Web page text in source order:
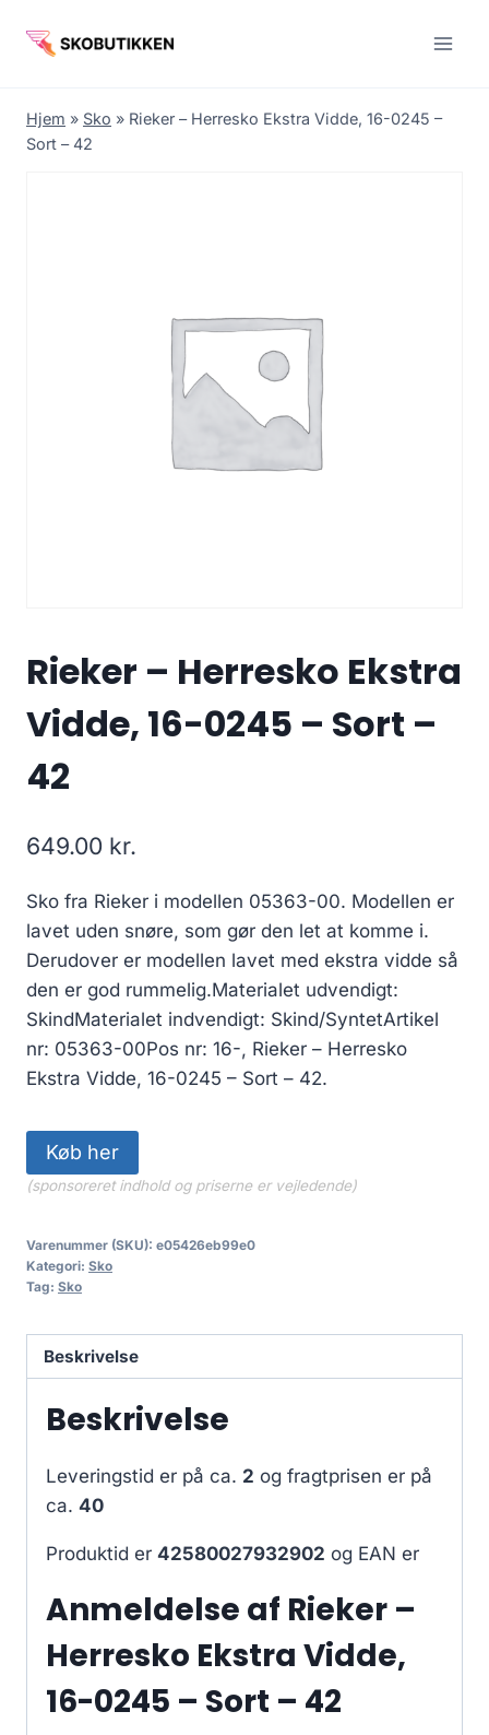
Hjem » Sko » Rieker – Herresko Ekstra Vidde, 16-0245 –
Sort – 42
Rieker – Herresko Ekstra
Vidde, 16-0245 – Sort –
42
649.00 kr.
Sko fra Rieker i modellen 05363-00. Modellen er
lavet uden snøre, som gør den let at komme i.
Derudover er modellen lavet med ekstra vidde så
den er god rummelig.Materialet udvendigt:
SkindMaterialet indvendigt: Skind/SyntetArtikel
nr: 05363-00Pos nr: 16-, Rieker – Herresko
Ekstra Vidde, 16-0245 – Sort – 42.
Køb her
(sponsoreret indhold og priserne er vejledende)
Varenummer (SKU): e05426eb99e0
Kategori: Sko
Tag: Sko
Beskrivelse
Beskrivelse
Leveringstid er på ca. 2 og fragtprisen er på
ca. 40
Produktid er 42580027932902 og EAN er
Anmeldelse af Rieker –
Herresko Ekstra Vidde,
16-0245 – Sort – 42